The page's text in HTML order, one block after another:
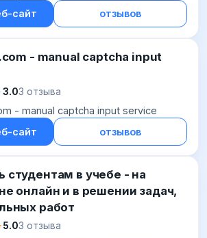
приложении, мессенджеры и
сети, чат-бот и другие текстовые
сайт отзывов
- manual captcha input
3.03 отзыва
- manual captcha input service
сайт
отзывов
студентам в учебе - на
онлайн и в решении задач,
работ
5.03 отзыва